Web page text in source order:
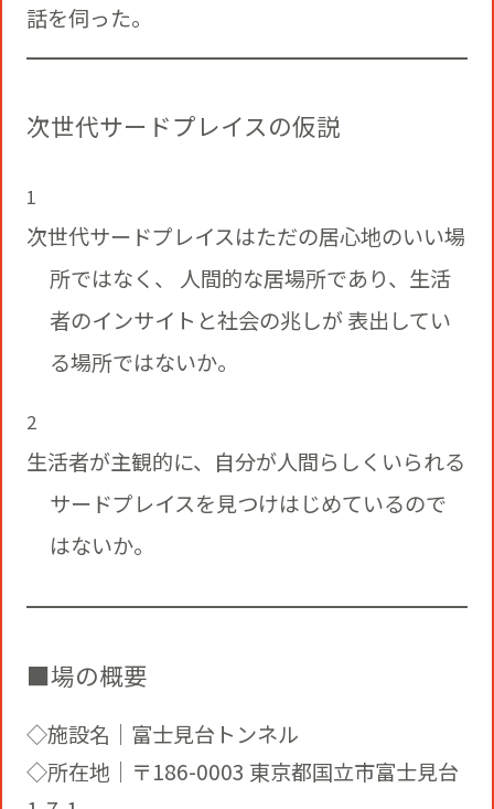
話を伺った。
次世代サードプレイスの仮説
次世代サードプレイスはただの居心地のいい場
所ではなく、 人間的な居場所であり、生活
者のインサイトと社会の兆しが 表出してい
る場所ではないか。
生活者が主観的に、自分が人間らしくいられる
サードプレイスを見つけはじめているので
はないか。
■場の概要
◇施設名｜富士見台トンネル
◇所在地｜〒186-0003 東京都国立市富士見台